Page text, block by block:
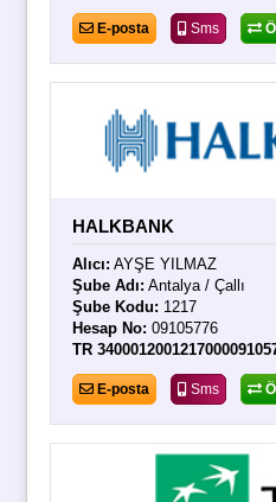
E-posta Sms
HALKBANK
Alıcı: AYŞE YILMAZ
Şube Adı: Antalya / Çallı
Şube Kodu: 1217
Hesap No: 09105776
TR
E-posta Sms